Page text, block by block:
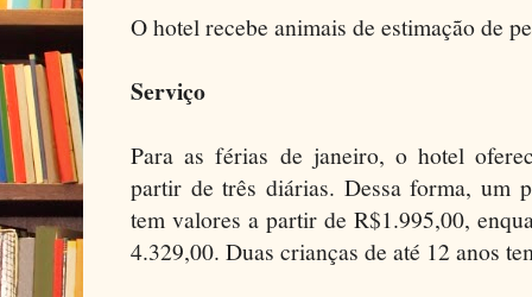
O hotel recebe animais de estimação de
Serviço
Para as férias de janeiro, o hotel
partir de três diárias. Dessa forma, um
tem valores a partir de R$1.995,00,
4.329,00. Duas crianças de até 12 anos